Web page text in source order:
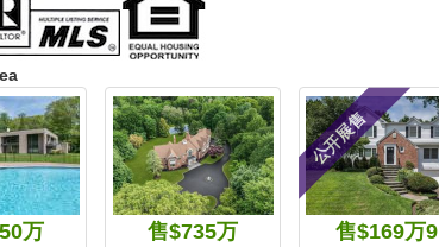
万 售$735万
公开展售
售$169万9